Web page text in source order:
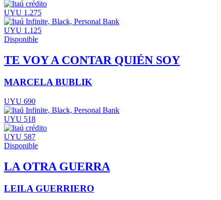
UYU 1.275
UYU 1.125
Disponible
TE VOY A CONTAR QUIÉN SOY
MARCELA BUBLIK
UYU 690
UYU 518
UYU 587
Disponible
LA OTRA GUERRA
LEILA GUERRIERO